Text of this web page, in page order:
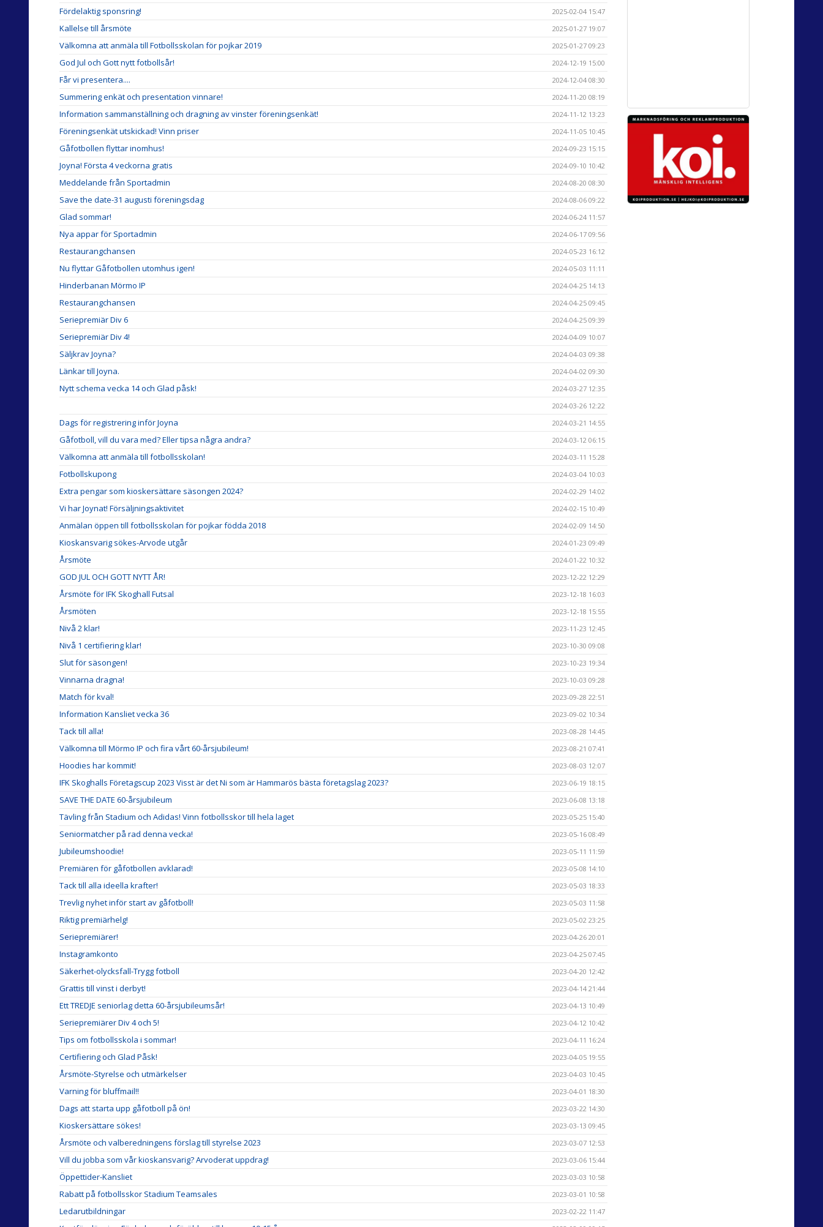
Fördelaktig sponsring! 2025-02-04 15:47
Kallelse till årsmöte 2025-01-27 19:07
Välkomna att anmäla till Fotbollsskolan för pojkar 2019 2025-01-27 09:23
God Jul och Gott nytt fotbollsår! 2024-12-19 15:00
Får vi presentera.... 2024-12-04 08:30
Summering enkät och presentation vinnare! 2024-11-20 08:19
Information sammanställning och dragning av vinster föreningsenkät! 2024-11-12 13:23
Föreningsenkät utskickad! Vinn priser 2024-11-05 10:45
Gåfotbollen flyttar inomhus! 2024-09-23 15:15
Joyna! Första 4 veckorna gratis 2024-09-10 10:42
Meddelande från Sportadmin 2024-08-20 08:30
Save the date-31 augusti föreningsdag 2024-08-06 09:22
Glad sommar! 2024-06-24 11:57
Nya appar för Sportadmin 2024-06-17 09:56
Restaurangchansen 2024-05-23 16:12
Nu flyttar Gåfotbollen utomhus igen! 2024-05-03 11:11
Hinderbanan Mörmo IP 2024-04-25 14:13
Restaurangchansen 2024-04-25 09:45
Seriepremiär Div 6 2024-04-25 09:39
Seriepremiär Div 4! 2024-04-09 10:07
Säljkrav Joyna? 2024-04-03 09:38
Länkar till Joyna. 2024-04-02 09:30
Nytt schema vecka 14 och Glad påsk!
2024-03-27 12:35
2024-03-26 12:22
Dags för registrering inför Joyna 2024-03-21 14:55
Gåfotboll, vill du vara med? Eller tipsa några andra? 2024-03-12 06:15
Välkomna att anmäla till fotbollsskolan! 2024-03-11 15:28
Fotbollskupong 2024-03-04 10:03
Extra pengar som kioskersättare säsongen 2024? 2024-02-29 14:02
Vi har Joynat! Försäljningsaktivitet 2024-02-15 10:49
Anmälan öppen till fotbollsskolan för pojkar födda 2018 2024-02-09 14:50
Kioskansvarig sökes-Arvode utgår 2024-01-23 09:49
Årsmöte 2024-01-22 10:32
GOD JUL OCH GOTT NYTT ÅR! 2023-12-22 12:29
Årsmöte för IFK Skoghall Futsal 2023-12-18 16:03
Årsmöten 2023-12-18 15:55
Nivå 2 klar! 2023-11-23 12:45
Nivå 1 certifiering klar! 2023-10-30 09:08
Slut för säsongen! 2023-10-23 19:34
Vinnarna dragna! 2023-10-03 09:28
Match för kval! 2023-09-28 22:51
Information Kansliet vecka 36 2023-09-02 10:34
Tack till alla! 2023-08-28 14:45
Välkomna till Mörmo IP och fira vårt 60-årsjubileum! 2023-08-21 07:41
Hoodies har kommit! 2023-08-03 12:07
IFK Skoghalls Företagscup 2023 Visst är det Ni som är Hammarös bästa företagslag 2023? 2023-06-19 18:15
SAVE THE DATE 60-årsjubileum 2023-06-08 13:18
Tävling från Stadium och Adidas! Vinn fotbollsskor till hela laget 2023-05-25 15:40
Seniormatcher på rad denna vecka! 2023-05-16 08:49
Jubileumshoodie! 2023-05-11 11:59
Premiären för gåfotbollen avklarad! 2023-05-08 14:10
Tack till alla ideella krafter! 2023-05-03 18:33
Trevlig nyhet inför start av gåfotboll! 2023-05-03 11:58
Riktig premiärhelg! 2023-05-02 23:25
Seriepremiärer! 2023-04-26 20:01
Instagramkonto 2023-04-25 07:45
Säkerhet-olycksfall-Trygg fotboll 2023-04-20 12:42
Grattis till vinst i derbyt! 2023-04-14 21:44
Ett TREDJE seniorlag detta 60-årsjubileumsår! 2023-04-13 10:49
Seriepremiärer Div 4 och 5! 2023-04-12 10:42
Tips om fotbollsskola i sommar! 2023-04-11 16:24
Certifiering och Glad Påsk! 2023-04-05 19:55
Årsmöte-Styrelse och utmärkelser 2023-04-03 10:45
Varning för bluffmail!! 2023-04-01 18:30
Dags att starta upp gåfotboll på ön! 2023-03-22 14:30
Kioskersättare sökes! 2023-03-13 09:45
Årsmöte och valberedningens förslag till styrelse 2023 2023-03-07 12:53
Vill du jobba som vår kioskansvarig? Arvoderat uppdrag! 2023-03-06 15:44
Öppettider-Kansliet 2023-03-03 10:58
Rabatt på fotbollsskor Stadium Teamsales 2023-03-01 10:58
Ledarutbildningar 2023-02-22 11:47